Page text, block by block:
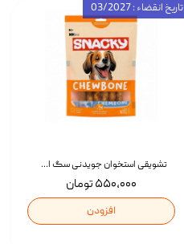
تشویقی استخوان جویدنی سگ اسنکی کرانچی با طعم مرغ Snacky Crunchy Munchy وزن 100 گرم
۵۵۰,۰۰۰ تومان
افزودن
تاریخ انقضاء : 03/2027